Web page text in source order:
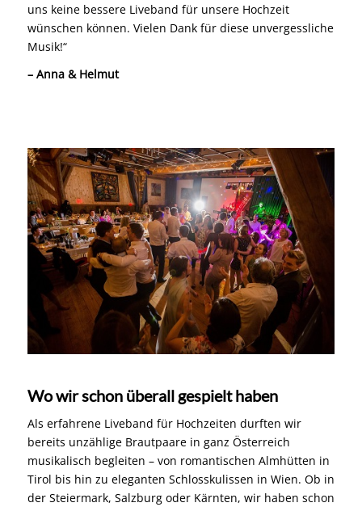
uns keine bessere Liveband für unsere Hochzeit
wünschen können. Vielen Dank für diese unvergessliche
Musik!“
– Anna & Helmut
Wo wir schon überall gespielt haben
Als erfahrene Liveband für Hochzeiten durften wir
bereits unzählige Brautpaare in ganz Österreich
musikalisch begleiten – von romantischen Almhütten in
Tirol bis hin zu eleganten Schlosskulissen in Wien. Ob in
der Steiermark, Salzburg oder Kärnten, wir haben schon